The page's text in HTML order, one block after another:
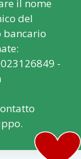
il nome
del
bancario
-